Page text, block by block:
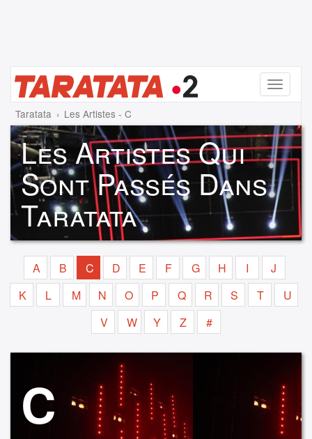
Menu
Taratata Les Artistes - C
Les Artistes Qui
Sont Passés Dans
Taratata
A B C D E F G H I
J
K
L M N O P Q R S T
U
V
W Y Z #
C